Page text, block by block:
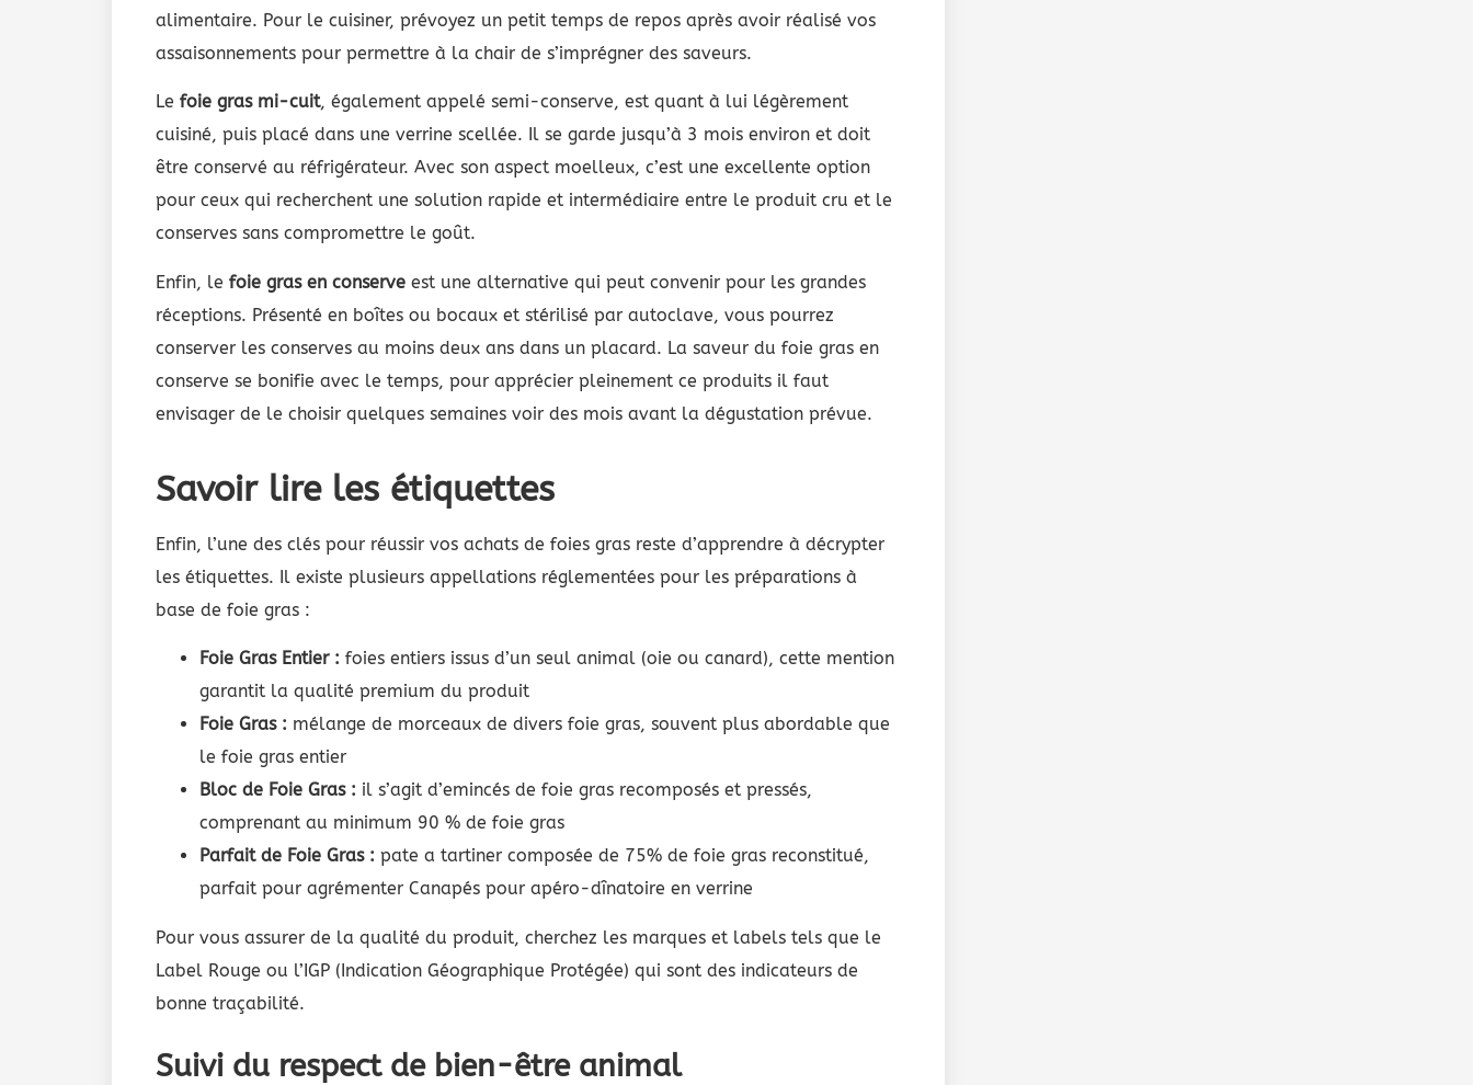
alimentaire. Pour le cuisiner, prévoyez un petit temps de repos après avoir réalisé vos
assaisonnements pour permettre à la chair de s’imprégner des saveurs.
Le foie gras mi-cuit, également appelé semi-conserve, est quant à lui légèrement
cuisiné, puis placé dans une verrine scellée. Il se garde jusqu’à 3 mois environ et doit
être conservé au réfrigérateur. Avec son aspect moelleux, c’est une excellente option
pour ceux qui recherchent une solution rapide et intermédiaire entre le produit cru et le
conserves sans compromettre le goût.
Enfin, le foie gras en conserve est une alternative qui peut convenir pour les grandes
réceptions. Présenté en boîtes ou bocaux et stérilisé par autoclave, vous pourrez
conserver les conserves au moins deux ans dans un placard. La saveur du foie gras en
conserve se bonifie avec le temps, pour apprécier pleinement ce produits il faut
envisager de le choisir quelques semaines voir des mois avant la dégustation prévue.
Savoir lire les étiquettes
Enfin, l’une des clés pour réussir vos achats de foies gras reste d’apprendre à décrypter
les étiquettes. Il existe plusieurs appellations réglementées pour les préparations à
base de foie gras :
Foie Gras Entier : foies entiers issus d’un seul animal (oie ou canard), cette mention
garantit la qualité premium du produit
Foie Gras : mélange de morceaux de divers foie gras, souvent plus abordable que
le foie gras entier
Bloc de Foie Gras : il s’agit d’emincés de foie gras recomposés et pressés,
comprenant au minimum 90 % de foie gras
Parfait de Foie Gras : pate a tartiner composée de 75% de foie gras reconstitué,
parfait pour agrémenter Canapés pour apéro-dînatoire en verrine
Pour vous assurer de la qualité du produit, cherchez les marques et labels tels que le
Label Rouge ou l’IGP (Indication Géographique Protégée) qui sont des indicateurs de
bonne traçabilité.
Suivi du respect de bien-être animal